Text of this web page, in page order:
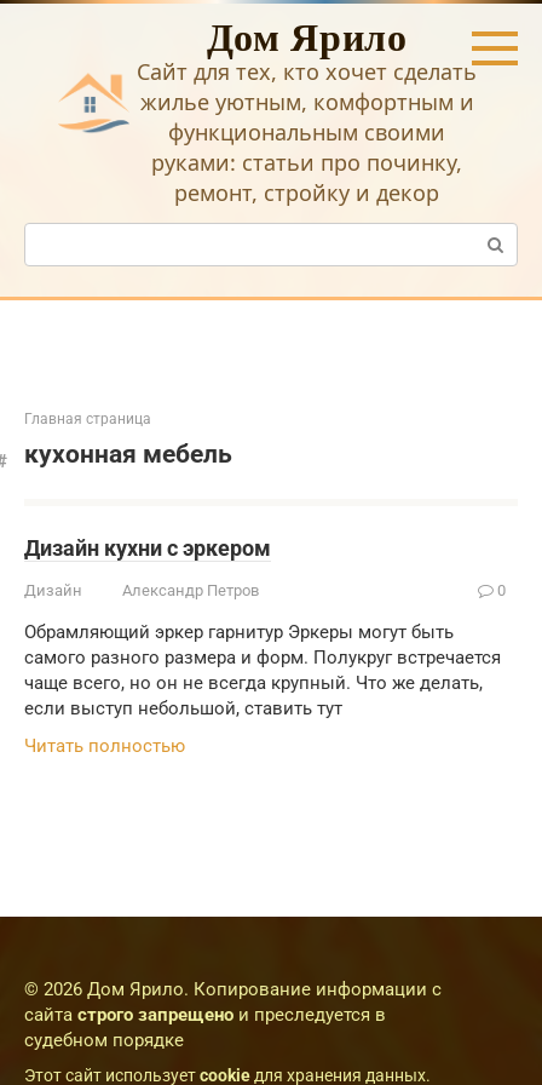
Перейти
Дом Ярило
Сайт для тех, кто хочет сделать
жилье уютным, комфортным и
функциональным своими
руками: статьи про починку,
ремонт, стройку и декор
Поиск:
Главная страница
кухонная мебель
Дизайн кухни с эркером
Дизайн Александр Петров 0
Обрамляющий эркер гарнитур Эркеры могут быть
самого разного размера и форм. Полукруг встречается
чаще всего, но он не всегда крупный. Что же делать,
если выступ небольшой, ставить тут
Читать полностью
© 2026 Дом Ярило. Копирование информации с
сайта строго запрещено и преследуется в
судебном порядке
Этот сайт используетcookie для хранения данных.